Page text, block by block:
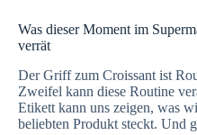
Was dieser Moment im
verrät
Der Griff zum Croissant ist
Zweifel kann diese Routine
Etikett kann uns zeigen, was
beliebten Produkt steckt. Und